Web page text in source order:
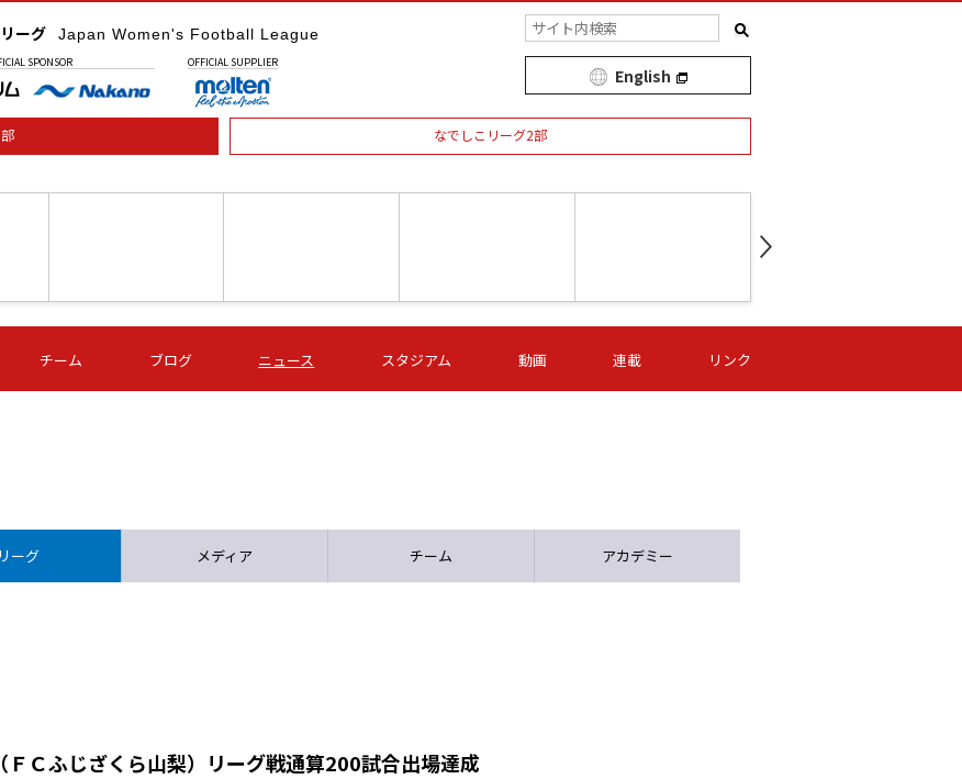
ーグ Japan Women's Football League
SPONSOR OFFICIAL SUPPLIER
English
なでしこリーグ2部
第16節 09/05 (土) 16:00
ＡＧＦ
-
いちご
-
第16節 09/06 (日) 15:00
-
第16節 09/06 (日) 15:00
- -
チーム ブログ ニュース スタジアム 動画 連載 リンク
リーグ メディア チーム アカデミー
Ｃふじざくら山梨）リーグ戦通算200試合出場達成